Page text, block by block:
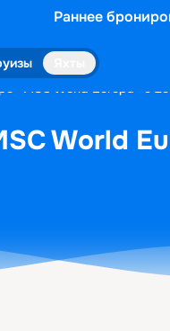
Раннее
«MSC World Europa» с
World